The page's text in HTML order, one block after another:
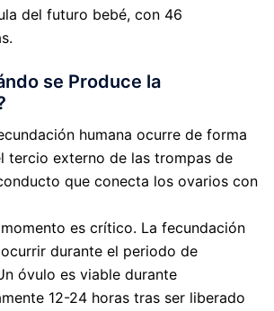
del futuro bebé, con 46
se Produce la
humana ocurre de forma
tercio externo de las trompas de
que conecta los ovarios con
es crítico. La fecundación
durante el periodo de
óvulo es viable durante
12-24 horas tras ser liberado